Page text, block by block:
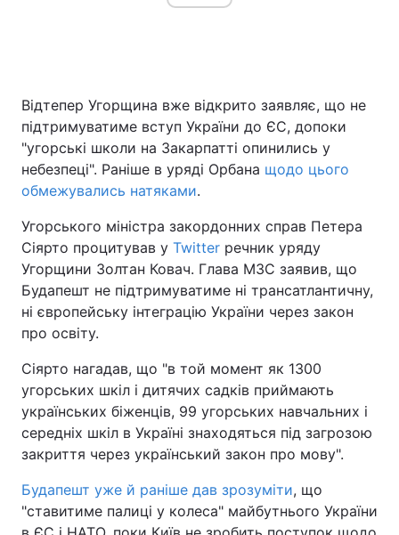
Відтепер Угорщина вже відкрито заявляє, що не
підтримуватиме вступ України до ЄС, допоки
"угорські школи на Закарпатті опинились у
небезпеці". Раніше в уряді Орбана щодо цього
обмежувались натяками.
Угорського міністра закордонних справ Петера
Сіярто процитував у Twitter речник уряду
Угорщини Золтан Ковач. Глава МЗС заявив, що
Будапешт не підтримуватиме ні трансатлантичну,
ні європейську інтеграцію України через закон
про освіту.
Сіярто нагадав, що "в той момент як 1300
угорських шкіл і дитячих садків приймають
українських біженців, 99 угорських навчальних і
середніх шкіл в Україні знаходяться під загрозою
закриття через український закон про мову".
Будапешт уже й раніше дав зрозуміти, що
"ставитиме палиці у колеса" майбутнього України